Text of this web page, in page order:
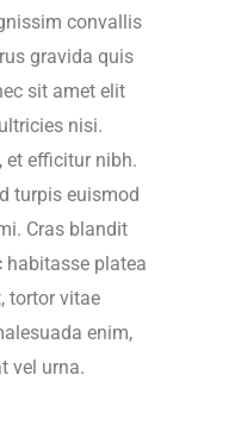
convallis
gravida quis
sit amet elit
nisi.
et efficitur nibh.
turpis euismod
Cras blandit
habitasse platea
tortor vitae
enim,
vel urna.